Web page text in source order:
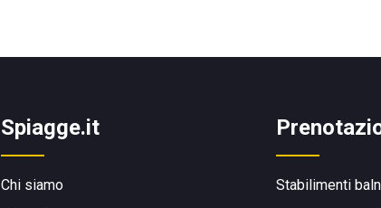
Spiagge.it
Chi siamo
Stabilimenti